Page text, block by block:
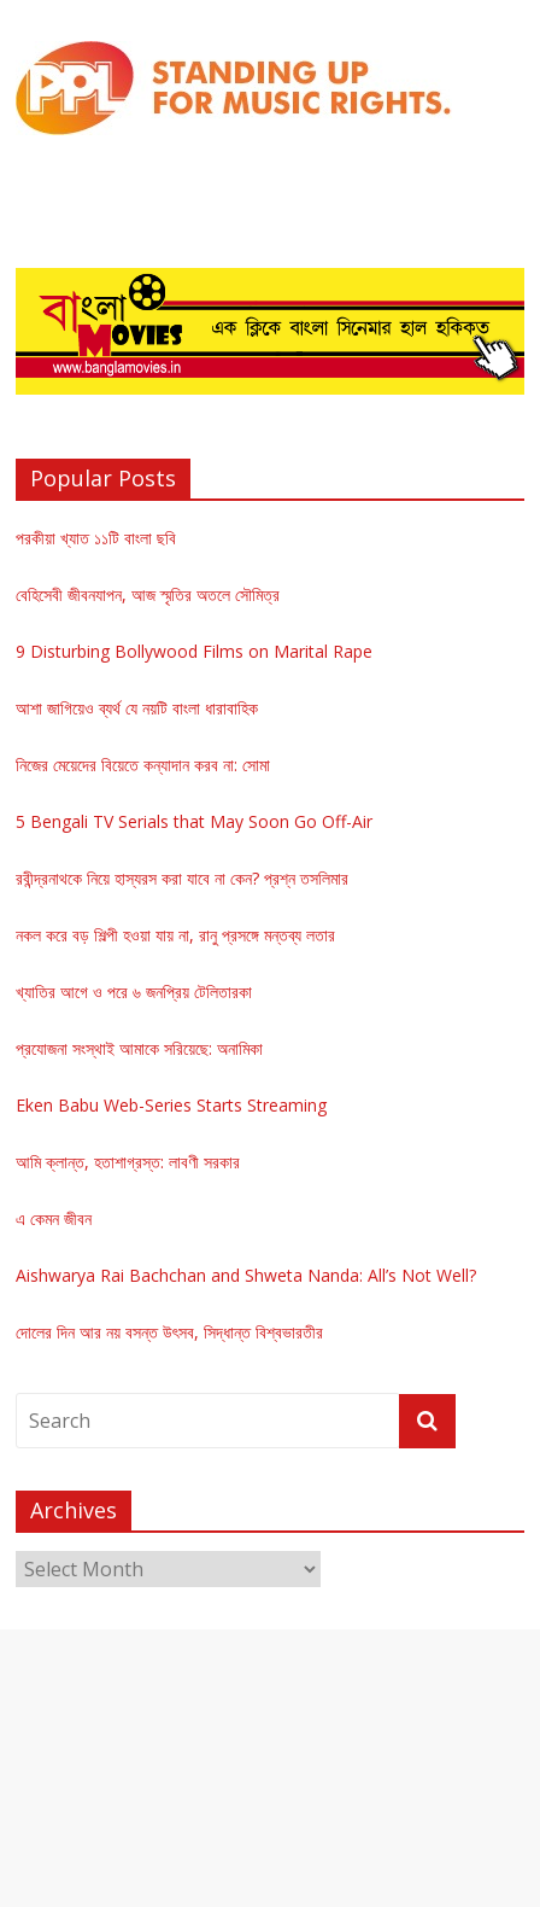
Popular Posts
পরকীয়া খ্যাত ১১টি বাংলা ছবি
বেহিসেবী জীবনযাপন, আজ স্মৃতির অতলে সৌমিত্র
9 Disturbing Bollywood Films on Marital Rape
আশা জাগিয়েও ব্যর্থ যে নয়টি বাংলা ধারাবাহিক
নিজের মেয়েদের বিয়েতে কন্যাদান করব না: সোমা
5 Bengali TV Serials that May Soon Go Off-Air
রবীন্দ্রনাথকে নিয়ে হাস্যরস করা যাবে না কেন? প্রশ্ন তসলিমার
নকল করে বড় শিল্পী হওয়া যায় না, রানু প্রসঙ্গে মন্তব্য লতার
খ্যাতির আগে ও পরে ৬ জনপ্রিয় টেলিতারকা
প্রযোজনা সংস্থাই আমাকে সরিয়েছে: অনামিকা
Eken Babu Web-Series Starts Streaming
আমি ক্লান্ত, হতাশাগ্রস্ত: লাবণী সরকার
এ কেমন জীবন
Aishwarya Rai Bachchan and Shweta Nanda: All’s Not Well?
দোলের দিন আর নয় বসন্ত উৎসব, সিদ্ধান্ত বিশ্বভারতীর
Archives